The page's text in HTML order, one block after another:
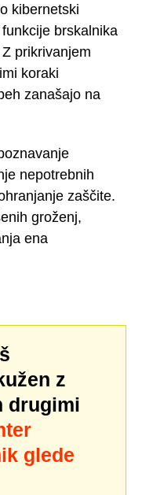
kibernetski
brskalnika
prikrivanjem
koraki
zanašajo na
nepotrebnih
zaščite.
groženj,
ena
z
drugimi
glede